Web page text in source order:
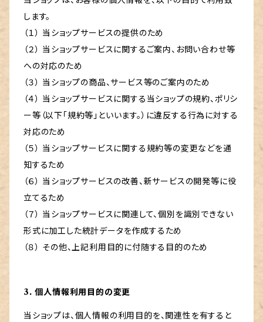
します。
（１） 当ショップサービスの提供のため
（２） 当ショップサービスに関するご案内、お問い合わせ等
への対応のため
（３） 当ショップの商品、サービス等のご案内のため
（４） 当ショップサービスに関する当ショップの規約、ポリシ
ー等（以下「規約等」といいます。）に違反する行為に対する
対応のため
（５） 当ショップサービスに関する規約等の変更などを通
知するため
（６） 当ショップサービスの改善、新サービスの開発等に役
立てるため
（７） 当ショップサービスに関連して、個別を識別できない
形式に加工した統計データを作成するため
（８） その他、上記利用目的に付随する目的のため
3. 個人情報利用目的の変更
当ショップは、個人情報の利用目的を、関連性を有すると